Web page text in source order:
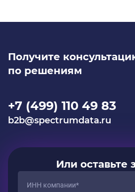
Получите
по решениям
+7 (499) 110 49 83
b2b@spectrumdata.ru
Или оставьте